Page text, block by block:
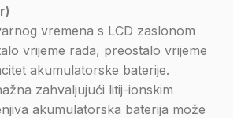
vremena s LCD zaslonom
vrijeme rada, preostalo vrijeme
akumulatorske baterije.
zahvaljujući litij-ionskim
akumulatorska baterija može